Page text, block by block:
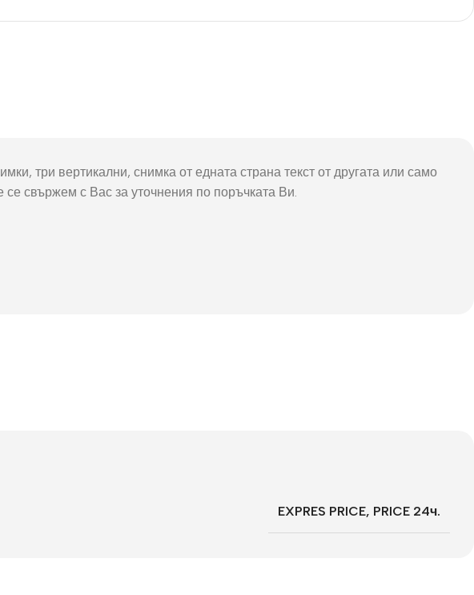
три вертикални, снимка от едната страна текст от другата или само
свържем с Вас за уточнения по поръчката Ви.
EXPRES PRICE, PRICE 24ч.